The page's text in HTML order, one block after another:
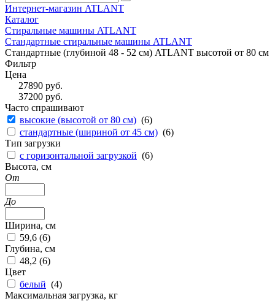
Интернет-магазин ATLANT
Каталог
Стиральные машины ATLANT
Стандартные стиральные машины ATLANT
Стандартные (глубиной 48 - 52 см) ATLANT высотой от 80 см
Фильтр
Цена
27890руб.
37200руб.
Часто спрашивают
высокие (высотой от 80 см) (6)
стандартные (шириной от 45 см) (6)
Тип загрузки
с горизонтальной загрузкой (6)
Высота, см
От
До
Ширина, см
59,6 (6)
Глубина, см
48,2 (6)
Цвет
белый (4)
Максимальная загрузка, кг